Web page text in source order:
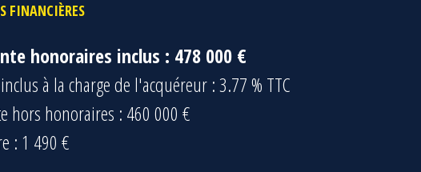
FINANCIÈRES
honoraires inclus : 478 000 €
à la charge de l'acquéreur : 3.77 % TTC
hors honoraires : 460 000 €
: 1 490 €